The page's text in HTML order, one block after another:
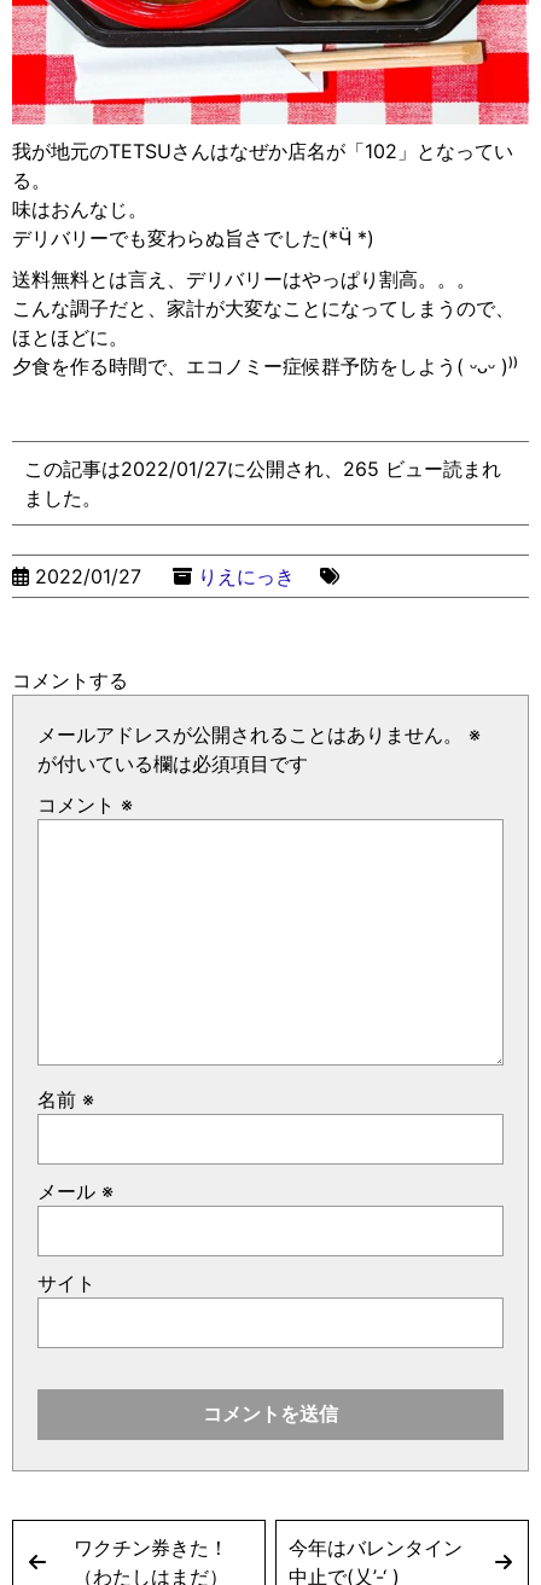
我が地元のTETSUさんはなぜか店名が「102」となってい
る。
味はおんなじ。
デリバリーでも変わらぬ旨さでした(*Ӵ *)
送料無料とは言え、デリバリーはやっぱり割高。。。
こんな調子だと、家計が大変なことになってしまうので、
ほとほどに。
夕食を作る時間で、エコノミー症候群予防をしよう( ᵕᴗᵕ )⁾⁾
この記事は2022/01/27に公開され、265 ビュー読まれ
ました。
2022/01/27 りえにっき
コメントする
メールアドレスが公開されることはありません。
※
が付いている欄は必須項目です
コメント ※
名前 ※
メール ※
サイト
ワクチン券きた！
（わたしはまだ）
今年はバレンタイン
中止で(乂’-‘ )